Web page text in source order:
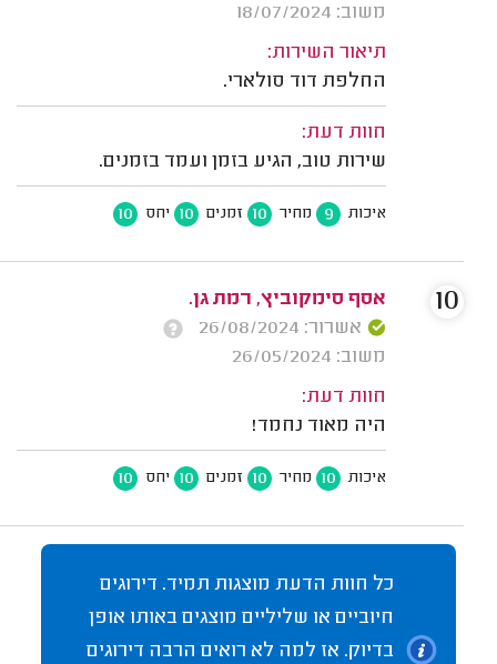
משוב: 18/07/2024
תיאור השירות:
החלפת דוד סולארי.
חוות דעת:
שירות טוב, הגיע בזמן ועמד בזמנים.
איכות 9 מחיר 10 זמנים 10 יחס 10
אסף סימקוביץ, רמת גן.
אשרור: 26/08/2024
משוב: 26/05/2024
חוות דעת:
היה מאוד נחמד!
איכות 10 מחיר 10 זמנים 10 יחס 10
10
כל חוות הדעת מוצגות תמיד. דירוגים
חיוביים או שליליים מוצגים באותו אופן
בדיוק. אז למה לא רואים הרבה דירוגים